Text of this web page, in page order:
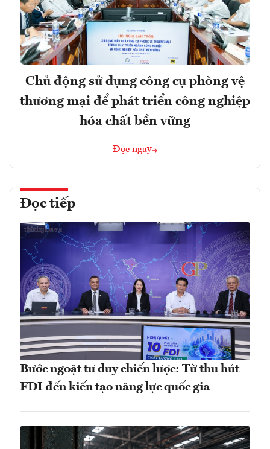
Chủ động sử dụng công cụ phòng vệ
thương mại để phát triển công nghiệp
hóa chất bền vững
Đọc ngay
Đọc tiếp
Bước ngoặt tư duy chiến lược: Từ thu hút
FDI đến kiến tạo năng lực quốc gia